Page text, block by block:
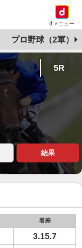
dメニュー
プロ野球（2軍）
5R
結果
着差
3.15.7